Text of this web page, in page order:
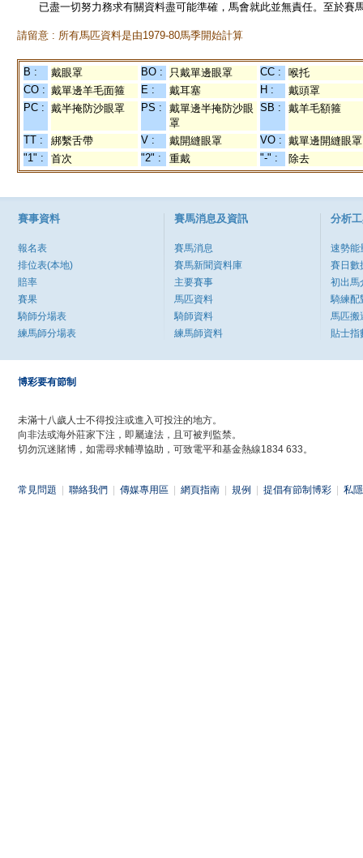
已盡一切努力務求有關資料盡可能準確，馬會就此並無責任。至於賽
請留意 : 所有馬匹資料是由1979-80馬季開始計算
B : 戴眼罩 BO : 只戴單邊眼罩 CC :
喉托
CO : 戴單邊羊毛面箍 E : 戴耳塞 H :
戴頭罩
PC : 戴半掩防沙眼罩 PS :
戴單邊半掩防沙眼
罩
SB : 戴羊毛額箍
TT : 綁繫舌帶 V : 戴開縫眼罩 VO : 戴單邊開縫眼罩
"1" :
首次 "2" : 重戴 "-" : 除去
賽事資料
報名表
排位表(本地)
賠率
賽果
騎師分場表
練馬師分場表
賽馬消息及資訊
賽馬消息
賽馬新聞資料庫
主要賽事
馬匹資料
騎師資料
練馬師資料
分析
速勢能
賽日數
初出馬
騎練配
馬匹搬
貼士指
博彩要有節制
未滿十八歲人士不得投注或進入可投注的地方。
向非法或海外莊家下注，即屬違法，且可被判監禁。
切勿沉迷賭博，如需尋求輔導協助，可致電平和基金熱線1834 633。
常見問題 聯絡我們 傳媒專用區 網頁指南 規例 提倡有節制博彩 私